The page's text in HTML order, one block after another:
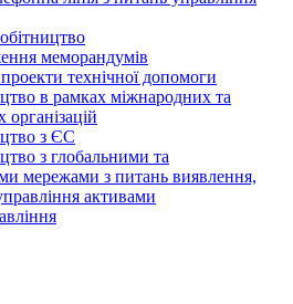
меморандумів
технічної допомоги
в рамках міжнародних та
організацій
з ЄС
з глобальними та
мережами з питань виявлення,
активами